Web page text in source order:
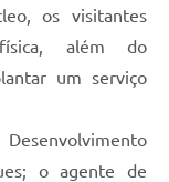
os visitantes
além do
um serviço
o agente de